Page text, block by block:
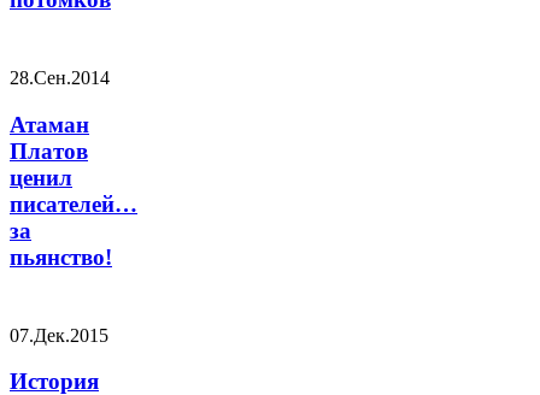
28.Сен.2014
Атаман
Платов
ценил
писателей…
за
пьянство!
07.Дек.2015
История